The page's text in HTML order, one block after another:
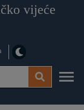
vijeće